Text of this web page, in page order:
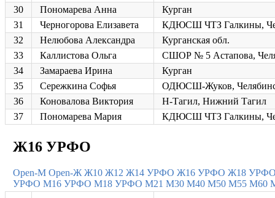
30
Пономарева Анна
Курган
31
Черногорова Елизавета
КДЮСШ ЧТЗ Галкины,
32
Нелюбова Александра
Курганская обл.
33
Каллистова Ольга
СШОР № 5 Астапова,
34
Замараева Ирина
Курган
35
Сережкина Софья
ОДЮСШ-Жуков,
36
Коновалова Виктория
Н-Тагил, Нижний Тагил
37
Пономарева Мария КДЮСШ ЧТЗ Галкины,
Ж16 УРФО
Open-M Open-Ж Ж10 Ж12 Ж14 УРФО Ж16 УРФО Ж18
УРФО М16 УРФО М18 УРФО М21 М30 М40 М50 М55 М60